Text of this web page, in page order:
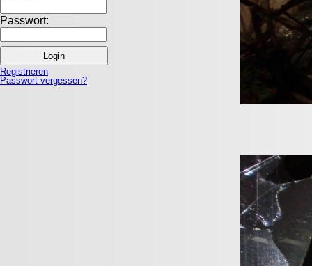
Passwort:
Registrieren
Passwort vergessen?